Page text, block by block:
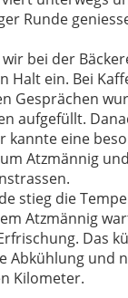
Runde
bei der
Halt ein. Bei
Gesprächen
aufgefüllt.
kannte eine
Atzmännig
stieg die
Atzmännig
Das
Abkühlung und
Kilometer.